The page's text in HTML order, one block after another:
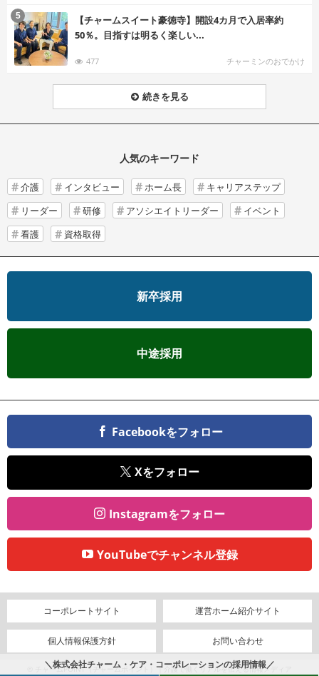
＼株式会社チャーム・ケア・コーポレーションの採用情報／
【チャームスイート豪徳寺】開設4カ月で入居率約
50％。目指すは明るく楽しい...
477 チャーミンのおでかけ
5
続きを見る
人気のキーワード
介護 インタビュー ホーム長
キャリアステップ
リーダー
研修 アソシエイトリーダー
イベント
看護
資格取得
新卒採用
中途採用
Facebookをフォロー
Xをフォロー
Instagramをフォロー
YouTubeでチャンネル登録
コーポレートサイト 運営ホーム紹介サイト
個人情報保護方針 お問い合わせ
© チャームPOINT（チャームポイント）｜介護で働くリアルを伝える情報メディア